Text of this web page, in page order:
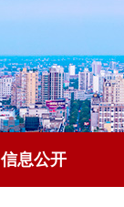
信息公开